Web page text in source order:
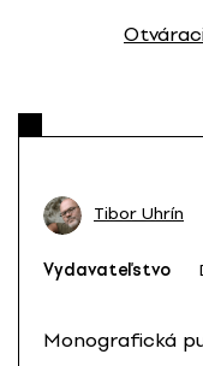
Tibor Uhrín
Vydavateľstvo
Monografická